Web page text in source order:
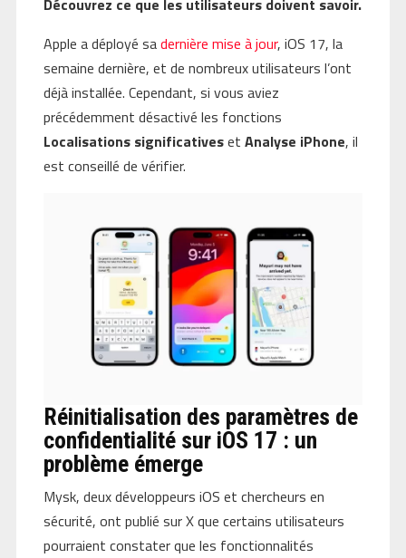
Apple a déployé sadernière mise à jour, iOS 17, la
semaine dernière, et de nombreux utilisateurs l’ont
déjà installée. Cependant, si vous aviez
précédemment désactivé les fonctions
Localisations significativeset Analyse iPhone, il
est conseillé de vérifier.
Réinitialisation des paramètres de
confidentialité sur iOS 17 : un
problème émerge
Mysk, deux développeurs iOS et chercheurs en
sécurité, ont publié sur X que certains utilisateurs
pourraient constater que les fonctionnalités